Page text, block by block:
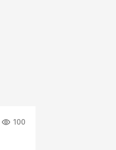
100